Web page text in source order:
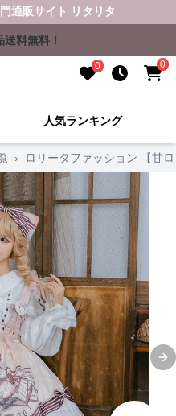
通販サイト リタリタ
料無料！
0 0
人気ランキング
› ロリータファッション 【甘